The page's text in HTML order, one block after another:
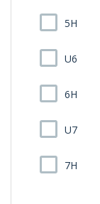
5H
U6
6H
U7
7H